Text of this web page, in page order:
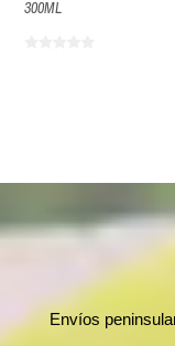
300ML
Envíos